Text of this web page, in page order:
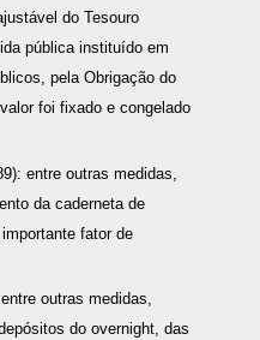
do Tesouro
pública instituído em
pela Obrigação do
foi fixado e congelado
entre outras medidas,
da caderneta de
fator de
outras medidas,
do overnight, das